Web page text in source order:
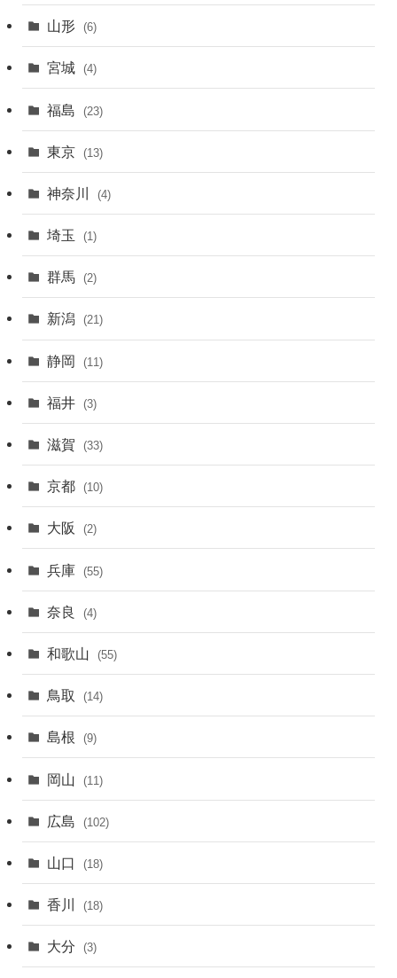
山形 (6)
宮城 (4)
福島 (23)
東京 (13)
神奈川 (4)
埼玉 (1)
群馬 (2)
新潟 (21)
静岡 (11)
福井 (3)
滋賀 (33)
京都 (10)
大阪 (2)
兵庫 (55)
奈良 (4)
和歌山 (55)
鳥取 (14)
島根 (9)
岡山 (11)
広島 (102)
山口 (18)
香川 (18)
大分 (3)